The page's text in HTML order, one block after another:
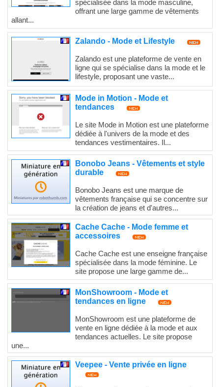
spécialisée dans la mode masculine,
offrant une large gamme de vêtements
allant...
Zalando - Mode et Lifestyle
Zalando est une plateforme de vente en
ligne qui se spécialise dans la mode et le
lifestyle, proposant une vaste...
Mode in Motion - Mode et
tendances
Le site Mode in Motion est une plateforme
dédiée à l'univers de la mode et des
tendances vestimentaires. Il...
Bonobo Jeans - Vêtements et style
durable
Bonobo Jeans est une marque de
vêtements française qui se concentre sur
la création de jeans et d'autres...
Cache Cache - Mode femme et
accessoires
Cache Cache est une enseigne française
spécialisée dans la mode féminine. Le
site propose une large gamme de...
MonShowroom - Mode et
tendances en ligne
MonShowroom est une plateforme de
vente en ligne dédiée à la mode et aux
tendances actuelles. Le site propose
une...
Veepee - Vente privée en ligne